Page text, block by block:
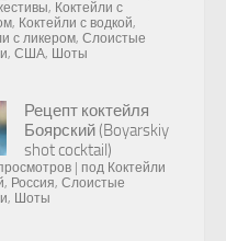
, Коктейли с
, Коктейли с водкой,
с ликером, Слоистые
, США, Шоты
Рецепт коктейля
Боярский (Boyarskiy
shot cocktail)
под Коктейли
, Россия, Слоистые
, Шоты